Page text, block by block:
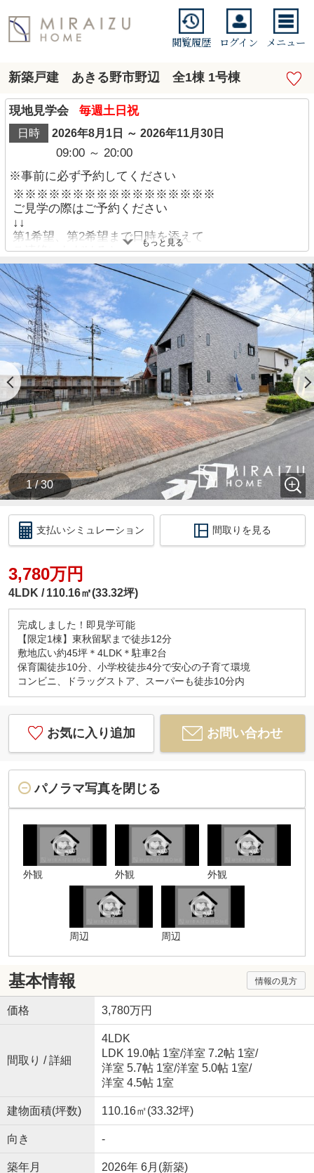
閲覧履歴 ログイン メニュー
新築戸建 あきる野市野辺 全1棟 1号棟
現地見学会 毎週土日祝
日時 2026年8月1日 ～ 2026年11月30日
09:00 ～ 20:00
※事前に必ず予約してください
※※※※※※※※※※※※※※※※※
ご見学の際はご予約ください
↓↓
第1希望、第2希望まで日時を添えて
ご連絡いただけると、
スムーズにご予約お受け出来ます！
※※※※※※※※※※※※※※※※※
◆◆◆◆ 住宅ローン不安なお客様 ◆◆◆◆
他社様でローンが通らなかったお客様
持病でお薬を飲んでいるお客様
持ち家をあきらめているお客様
購入できるか？ご不安なお客様
ぜひミライズホームに一度ご相談下さい☆彡
豊富な提携金融機関から、お客様に合ったプランを
コンサルティング致します！
親身にサポートさせて頂きますので、腹を割ってな
んでもお話ししましょう！！
今のお悩みをぜひ聞かせてください☆彡
◆◆◆◆◆ 現地見学会を開催中 ◆◆◆◆◆
平日・休日問わず、いつでもご見学が出来ます♪
ミライズホーム株式会社は、
つでもご案内させて頂きます。
お仕事終わりなどの夜間や早朝などお気軽にご相談
定のサービスです）
◆最寄りの駅、ご自宅への無料送迎サービス♪
◆お子様がいらっしゃるご家族様チャイルドシート
ございます♪
◆ご両親様揃ってのご見学も最大7人乗りの大型車で
ご案内可能です♪
☆実際に見て、触れて感じる
安心のお住まい探しを体験して下さい♪
☆物件情報だけでなく、地域の特色などなど
エリア情報もお伝え出来たら嬉しいです♪
当社ミライズホーム株式会社 スタッフ一同
お客様１人１人に合った、『明るい未来図』を
ご提案させて頂きます。
お気軽にお問合せくださいませ♪
お待ちしております♪
もっと見る
1 / 30
支払いシミュレーション 間取りを見る
3,780万円
4LDK 110.16㎡(33.32坪)
完成しました！即見学可能
【限定1棟】東秋留駅まで徒歩12分
敷地広い約45坪＊4LDK＊駐車2台
保育園徒歩10分、小学校徒歩4分で安心の子育て環境
コンビニ、ドラッグストア、スーパーも徒歩10分内
お気に入り追加 お問い合わせ
パノラマ写真を閉じる
外観 外観 外観
周辺 周辺
基本情報 情報の見方
価格 3,780万円
間取り / 詳細
4LDK
LDK 19.0帖 1室/洋室 7.2帖 1室/
洋室 5.7帖 1室/洋室 5.0帖 1室/
洋室 4.5帖 1室
建物面積(坪数) 110.16㎡(33.32坪)
向き -
築年月 2026年 6月(新築)